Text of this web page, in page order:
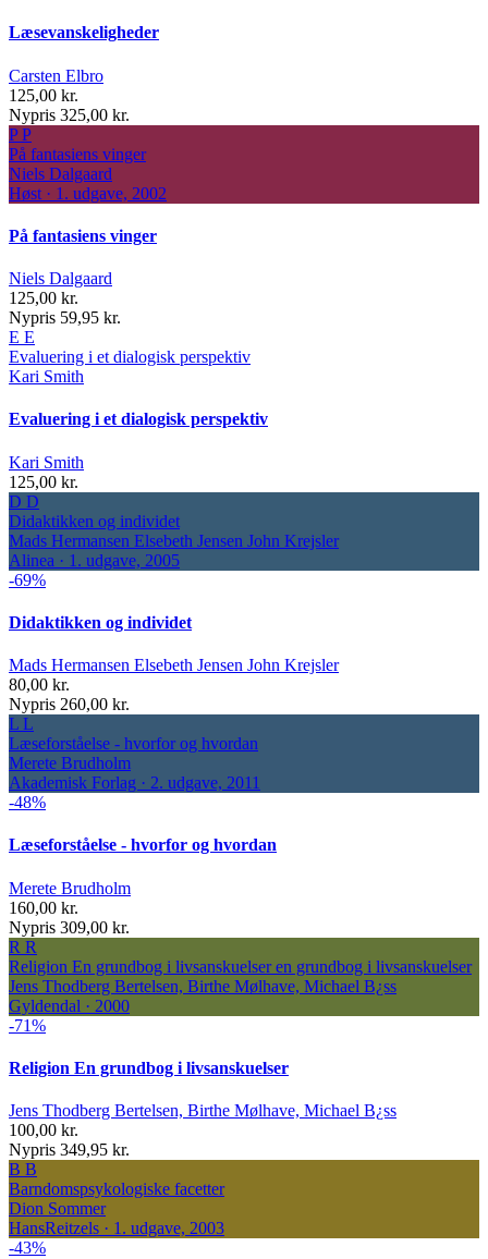
Læsevanskeligheder
Carsten Elbro
125,00 kr.
Nypris 325,00 kr.
P P
På fantasiens vinger
Niels Dalgaard
Høst · 1. udgave, 2002
På fantasiens vinger
Niels Dalgaard
125,00 kr.
Nypris 59,95 kr.
E E
Evaluering i et dialogisk perspektiv
Kari Smith
Evaluering i et dialogisk perspektiv
Kari Smith
125,00 kr.
D D
Didaktikken og individet
Mads Hermansen Elsebeth Jensen John Krejsler
Alinea · 1. udgave, 2005
-69%
Didaktikken og individet
Mads Hermansen Elsebeth Jensen John Krejsler
80,00 kr.
Nypris 260,00 kr.
L L
Læseforståelse - hvorfor og hvordan
Merete Brudholm
Akademisk Forlag · 2. udgave, 2011
-48%
Læseforståelse - hvorfor og hvordan
Merete Brudholm
160,00 kr.
Nypris 309,00 kr.
R R
Religion En grundbog i livsanskuelser en grundbog i livsanskuelser
Jens Thodberg Bertelsen, Birthe Mølhave, Michael B¿ss
Gyldendal · 2000
-71%
Religion En grundbog i livsanskuelser
Jens Thodberg Bertelsen, Birthe Mølhave, Michael B¿ss
100,00 kr.
Nypris 349,95 kr.
B B
Barndomspsykologiske facetter
Dion Sommer
HansReitzels · 1. udgave, 2003
-43%